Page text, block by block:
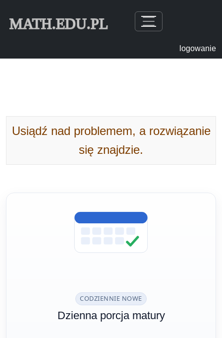
MATH.EDU.PL
logowanie
Usiądź nad problemem, a rozwiązanie
się znajdzie.
CODZIENNIE NOWE
Dzienna porcja matury